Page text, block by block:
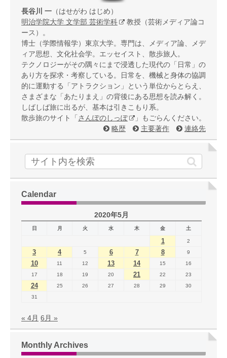
長谷川 一 （はせがわ はじめ）
明治学院大学 文学部 芸術学科
教授（芸術メディア論コ
ース）。
博士（学際情報学）東京大学。専門は、メディア論、メデ
ィア思想、文化社会学。エッセイスト、散歩旅人。
テクノロジーがその隅々にまで浸透した現代の「日常」の
あり方を探求・考察している。日常を、機械と身体の協調
的に運動する「アトラクション」という単位からとらえ、
さまざまな「あたりまえ」の背後にある思想を読み解く。
しばしば旅に出るが、基本は引きこもり系。
散歩旅のサイト「 さんぽのしっぽ
」もごらんください。
略歴
主要著作 連絡先
Calendar
2020年5月
日 月 火 水 木 金 土
1 2
3 4 5 6 7 8 9
10 11 12 13 14 15
16
17
18 19 20 21 22 23
24 25 26 27 28 29
30
31
« 4月 6月 »
Monthly Archives